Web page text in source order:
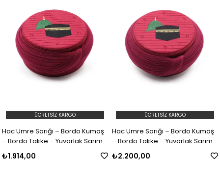
Hac Umre Sarığı – Bordo Kumaş
– Bordo Takke – Yuvarlak Sarım
₺1.914,00
ÜCRETSIZ KARGO
Hac Umre Sarığı – Bordo Kumaş
– Bordo Takke – Yuvarlak Sarım
₺2.200,00
ÜCRETSIZ KARGO